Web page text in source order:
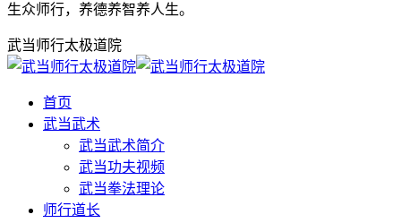
生众师行，养德养智养人生。
武当师行太极道院
首页
武当武术
武当武术简介
武当功夫视频
武当拳法理论
师行道长